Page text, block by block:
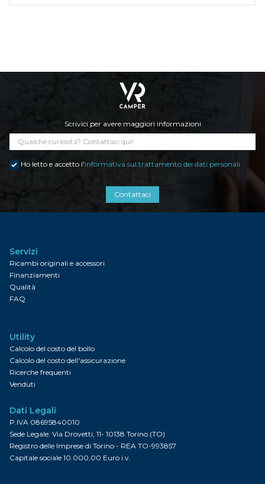
Scrivici per avere maggiori informazioni
Ho letto e accetto l'informativa sul trattamento dei dati personali
Contattaci
Servizi
Ricambi originali e accessori
Finanziamenti
Qualità
FAQ
Utility
Calcolo del costo del bollo
Calcolo del costo dell'assicurazione
Ricerche frequenti
Venduti
Dati Legali
P.IVA 08695840010
Sede Legale: Via Drovetti, 11- 10138 Torino (TO)
Registro delle Imprese di Torino - REA TO-993857
Capitale sociale 10.000,00 Euro i.v.